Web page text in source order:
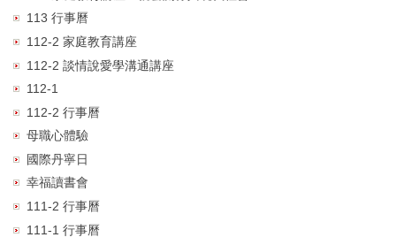
113 行事曆
112-2 家庭教育講座
112-2 談情說愛學溝通講座
112-1
112-2 行事曆
母職心體驗
國際丹寧日
幸福讀書會
111-2 行事曆
111-1 行事曆